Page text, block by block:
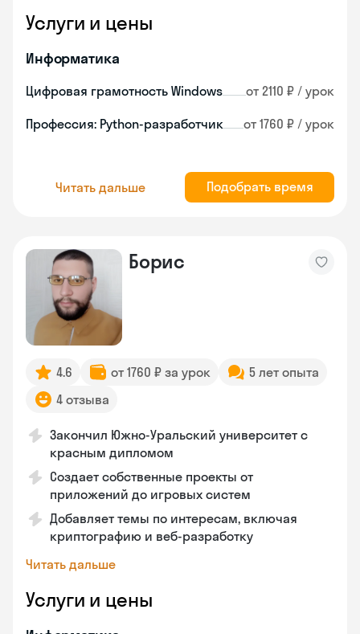
Услуги и цены
Информатика
Цифровая грамотность Windows от 2110 ₽ / урок
Профессия: Python-разработчик от 1760 ₽ / урок
Читать дальше Подобрать время
Борис
4.6 от 1760 ₽ за урок
5 лет опыта
4 отзыва
Закончил Южно-Уральский университет с
красным дипломом
Создает собственные проекты от
приложений до игровых систем
Добавляет темы по интересам, включая
криптографию и веб-разработку
Читать дальше
Услуги и цены